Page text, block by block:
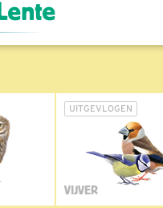
UITGEVLOGEN
VIJVER